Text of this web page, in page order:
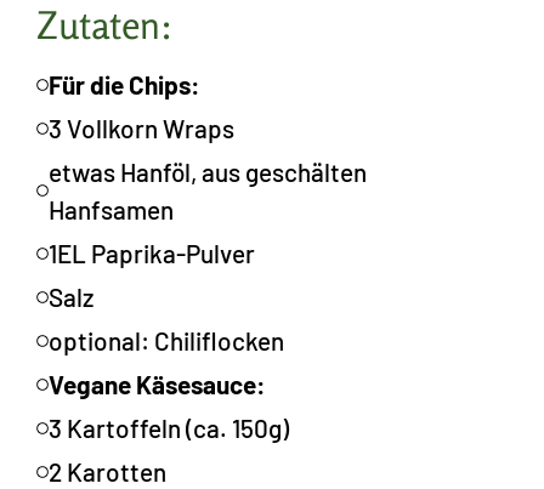
Zutaten:
Für die Chips:
3 Vollkorn Wraps
etwas Hanföl, aus geschälten
Hanfsamen
1EL Paprika-Pulver
Salz
optional: Chiliflocken
Vegane Käsesauce:
3 Kartoffeln (ca. 150g)
2 Karotten